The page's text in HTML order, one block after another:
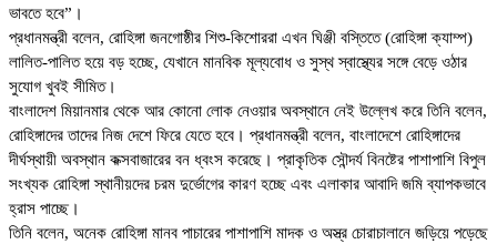
ভাবতে হবে”।
প্রধানমন্ত্রী বলেন, রোহিঙ্গা জনগোষ্ঠীর শিশু-কিশোররা এখন ঘিঞ্জী বস্তিতে (রোহিঙ্গা ক্যাম্প)
লালিত-পালিত হয়ে বড় হচ্ছে, যেখানে মানবিক মূল্যবোধ ও সুস্থ স্বাস্থ্যের সঙ্গে বেড়ে ওঠার
সুযোগ খুবই সীমিত।
বাংলাদেশ মিয়ানমার থেকে আর কোনো লোক নেওয়ার অবস্থানে নেই উল্লেখ করে তিনি বলেন,
রোহিঙ্গাদের তাদের নিজ দেশে ফিরে যেতে হবে। প্রধানমন্ত্রী বলেন, বাংলাদেশে রোহিঙ্গাদের
দীর্ঘস্থায়ী অবস্থান কক্সবাজারের বন ধ্বংস করেছে। প্রাকৃতিক সৌন্দর্য বিনষ্টের পাশাপাশি বিপুল
সংখ্যক রোহিঙ্গা স্থানীয়দের চরম দুর্ভোগের কারণ হচ্ছে এবং এলাকার আবাদি জমি ব্যাপকভাবে
হ্রাস পাচ্ছে।
তিনি বলেন, অনেক রোহিঙ্গা মানব পাচারের পাশাপাশি মাদক ও অস্ত্র চোরাচালানে জড়িয়ে পড়েছে